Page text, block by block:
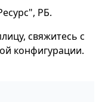
РБ.
свяжитесь с
конфигурации.